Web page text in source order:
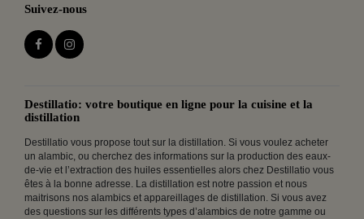
Suivez-nous
Destillatio: votre boutique en ligne pour la cuisine et la
distillation
Destillatio vous propose tout sur la distillation. Si vous voulez acheter
un alambic, ou cherchez des informations sur la production des eaux-
de-vie et l’extraction des huiles essentielles alors chez Destillatio vous
êtes à la bonne adresse. La distillation est notre passion et nous
maitrisons nos alambics et appareillages de distillation. Si vous avez
des questions sur les différents types d’alambics de notre gamme ou